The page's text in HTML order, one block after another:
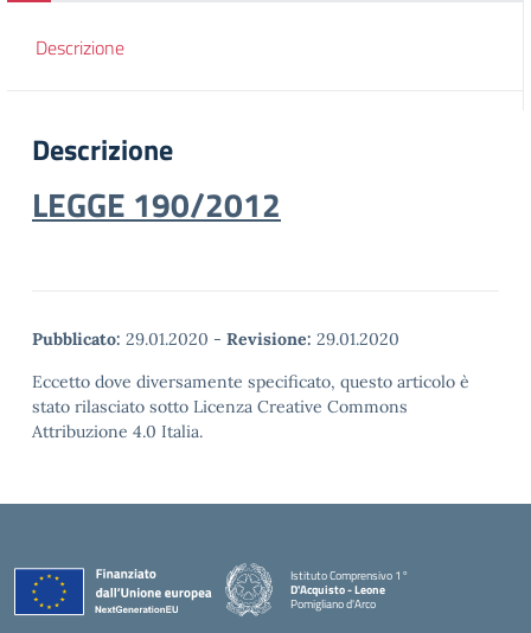
Descrizione
Descrizione
LEGGE 190/2012
Pubblicato: 29.01.2020 - Revisione: 29.01.2020
Eccetto dove diversamente specificato, questo articolo è
stato rilasciato sotto Licenza Creative Commons
Attribuzione 4.0 Italia.
Istituto Comprensivo 1°
D'Acquisto - Leone
Pomigliano d'Arco
— Visita la pagina iniziale della scuola